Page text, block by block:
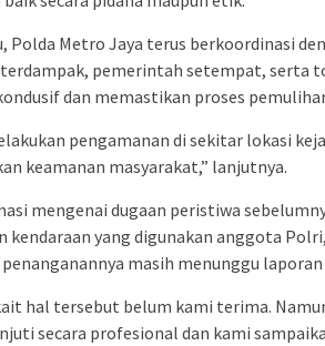
Polda Metro Jaya terus berkoordinasi
pemerintah setempat, serta
dan memastikan proses
pengamanan di sekitar lokasi
keamanan masyarakat,” lanjutnya.
mengenai dugaan peristiwa
kendaraan yang digunakan anggota
masih menunggu
hal tersebut belum kami terima.
secara profesional dan kami